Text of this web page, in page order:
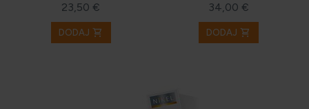
23,50 €
DODAJ shopping_cart
34,00 €
DODAJ shopping_cart